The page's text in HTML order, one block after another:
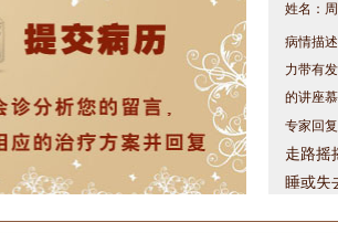
病情描
力带有
的讲座
专家回
走路摇
睡或失
问题都